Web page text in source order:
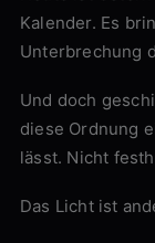
Kalender. Es
Unterbrechung
Und doch geschieht etwas, das sich nicht vollständig in
diese Ordnung
lässt. Nicht
Das Licht ist